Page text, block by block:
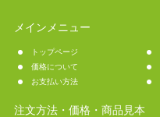
メインメニュー
トップページ
価格について
お支払い方法
注文方法・価格・商品見本